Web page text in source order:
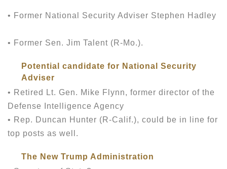
• Former National Security Adviser Stephen Hadley
• Former Sen. Jim Talent (R-Mo.).
Potential candidate for National Security
Adviser
• Retired Lt. Gen. Mike Flynn, former director of the
Defense Intelligence Agency
• Rep. Duncan Hunter (R-Calif.), could be in line for
top posts as well.
The New Trump Administration